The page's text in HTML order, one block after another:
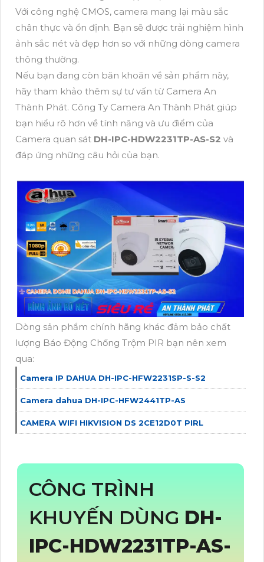
Với công nghệ CMOS, camera mang lại màu sắc
chân thực và ổn định. Bạn sẽ được trải nghiệm hình
ảnh sắc nét và đẹp hơn so với những dòng camera
thông thường.
Nếu bạn đang còn băn khoăn về sản phẩm này,
hãy tham khảo thêm sự tư vấn từ Camera An
Thành Phát. Công Ty Camera An Thành Phát giúp
bạn hiểu rõ hơn về tính năng và ưu điểm của
Camera quan sát DH-IPC-HDW2231TP-AS-S2 và
đáp ứng những câu hỏi của bạn.
Dòng sản phẩm chính hãng khác đảm bảo chất
lượng Báo Động Chống Trộm PIR bạn nên xem
qua:
Camera IP DAHUA DH-IPC-HFW2231SP-S-S2
Camera dahua DH-IPC-HFW2441TP-AS
CAMERA WIFI HIKVISION DS 2CE12D0T PIRL
CÔNG TRÌNH
KHUYẾN DÙNG DH-
IPC-HDW2231TP-AS-